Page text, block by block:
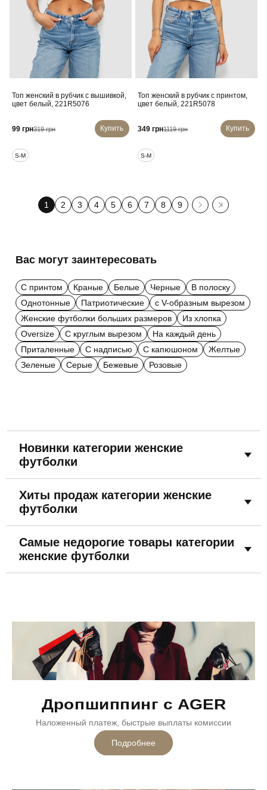
Топ женский в рубчик с вышивкой,
цвет белый, 221R5076
99 грн319 грн Купить
S-M
Топ женский в рубчик с принтом,
цвет белый, 221R5078
349 грн1119 грн Купить
S-M
1 2 3 4 5 6 7 8 9
Вас могут заинтересовать
С принтом Краные Белые Черные
В полоску
Однотонные
Патриотические
с V-образным вырезом
Женские футболки больших размеров
Из хлопка
Oversize
С круглым вырезом
На каждый день
Приталенные
С надписью С капюшоном
Желтые
Зеленые
Серые Бежевые Розовые
Новинки категории женские
футболки
Хиты продаж категории женские
футболки
Самые недорогие товары категории
женские футболки
Дропшиппинг с AGER
Наложенный платеж, быстрые выплаты комиссии
Подробнее